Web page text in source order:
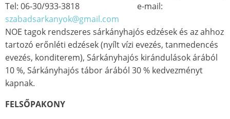
Tel: 06-30/933-3818 e-mail:
szabadsarkanyok@gmail.com
NOE tagok rendszeres sárkányhajós edzések és az ahhoz
tartozó erőnléti edzések (nyílt vízi evezés, tanmedencés
evezés, konditerem), Sárkányhajós kirándulások árából
10 %, Sárkányhajós tábor árából 30 % kedvezményt
kapnak.
FELSŐPAKONY